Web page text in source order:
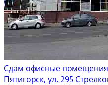
Сдам офисные помещения
Пятигорск, ул. 295